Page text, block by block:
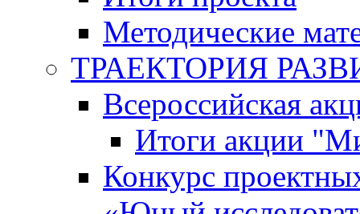
Методические
ТРАЕКТОРИЯ
Всероссийская
Итоги акции
Конкурс